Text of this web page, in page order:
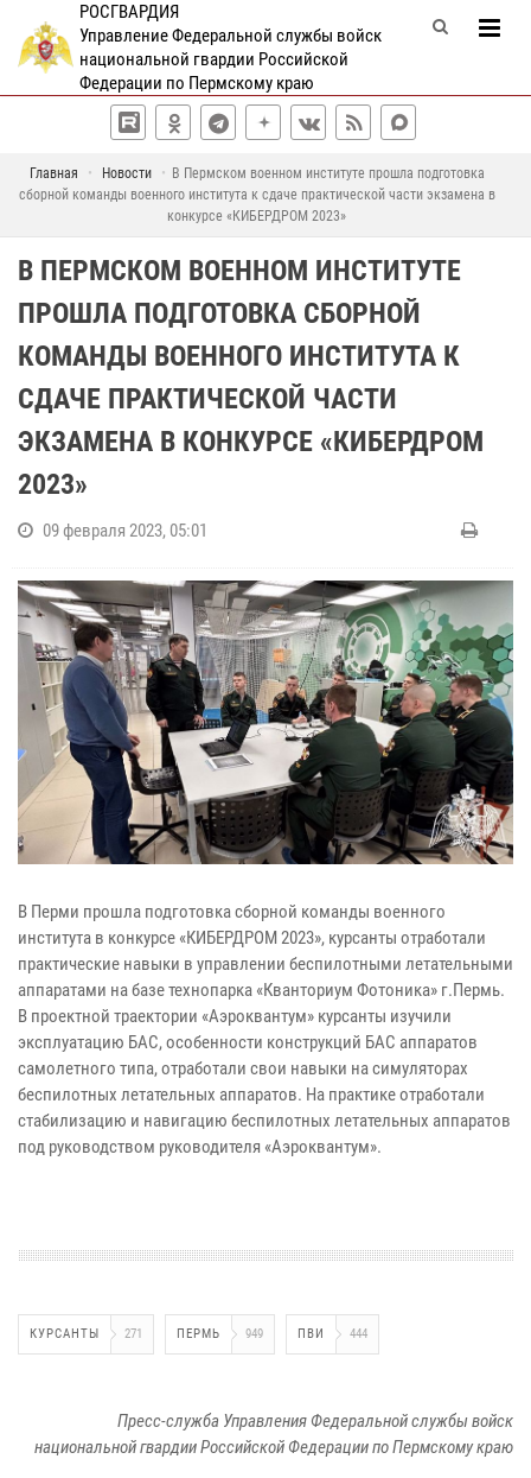
РОСГВАРДИЯ
Управление Федеральной службы войск
национальной гвардии Российской
Федерации по Пермскому краю
Главная Новости
В Пермском военном институте прошла подготовка
сборной команды военного института к сдаче практической части экзамена в
конкурсе «КИБЕРДРОМ 2023»
В ПЕРМСКОМ ВОЕННОМ ИНСТИТУТЕ
ПРОШЛА ПОДГОТОВКА СБОРНОЙ
КОМАНДЫ ВОЕННОГО ИНСТИТУТА К
СДАЧЕ ПРАКТИЧЕСКОЙ ЧАСТИ
ЭКЗАМЕНА В КОНКУРСЕ «КИБЕРДРОМ
2023»
09 февраля 2023, 05:01
В Перми прошла подготовка сборной команды военного
института в конкурсе «КИБЕРДРОМ 2023», курсанты отработали
практические навыки в управлении беспилотными летательными
аппаратами на базе технопарка «Кванториум Фотоника» г.Пермь.
В проектной траектории «Аэроквантум» курсанты изучили
эксплуатацию БАС, особенности конструкций БАС аппаратов
самолетного типа, отработали свои навыки на симуляторах
беспилотных летательных аппаратов. На практике отработали
стабилизацию и навигацию беспилотных летательных аппаратов
под руководством руководителя «Аэроквантум».
КУРСАНТЫ 271 ПЕРМЬ 949 ПВИ 444
Пресс-служба Управления Федеральной службы войск
национальной гвардии Российской Федерации по Пермскому краю